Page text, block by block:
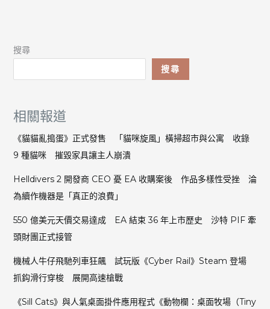
後
節
為
還
原
浪
場
面
願
親
對
方
搜尋
搜尋
相關報道
《貓貓亂搗蛋》正式發售 「貓咪旋風」橫掃超市與公寓 收錄
9 種貓咪 摧毀家具讓主人崩潰
Helldivers 2 開發商 CEO 憂 EA 收購案後 作品多樣性受挫 淪
為續作機器是「真正的浪費」
550 億美元天價交易達成 EA 結束 36 年上市歷史 沙特 PIF 牽
頭財團正式接管
機械人牛仔飛馳列車狂飆 試玩版《Cyber Rail》Steam 登場
抓鈎滑行穿梭 展開高速槍戰
《Sill Cats》與人氣桌面掛件應用程式《動物欄：桌面牧場（Tiny